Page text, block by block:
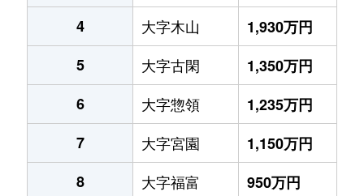
4
大字木山
1,930万円
5
大字古閑
1,350万円
6
大字惣領
1,235万円
7
大字宮園
1,150万円
8
大字福富
950万円